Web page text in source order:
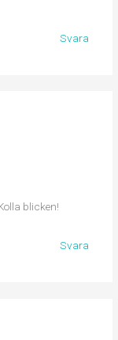
Svara
blicken!
Svara